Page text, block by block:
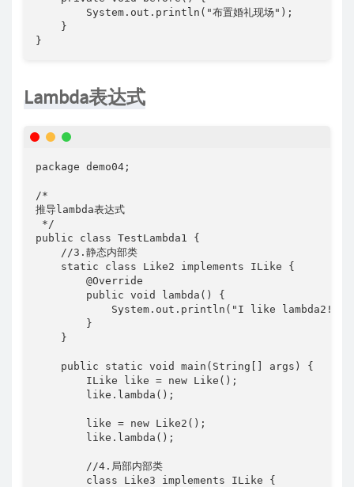
        System.out.println("布置婚礼现场");
    }
}
Lambda表达式
package demo04;
/*
推导lambda表达式
*/
public class TestLambda1 {
    //3.静态内部类
    static class Like2 implements ILike {
        @Override
        public void lambda() {
            System.out.println("I like lambda2!");
        }
    }
    public static void main(String[] args) {
        ILike like = new Like();
        like.lambda();
        like = new Like2();
        like.lambda();
        //4.局部内部类
        class Like3 implements ILike {